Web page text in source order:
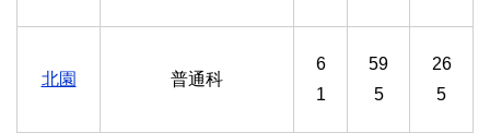
北園 普通科
6
1
59
5
26
5